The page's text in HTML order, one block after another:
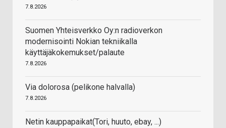
7.8.2026
Suomen Yhteisverkko Oy:n radioverkon
modernisointi Nokian tekniikalla
käyttäjäkokemukset/palaute
7.8.2026
Via dolorosa (pelikone halvalla)
7.8.2026
Netin kauppapaikat(Tori, huuto, ebay, ...)